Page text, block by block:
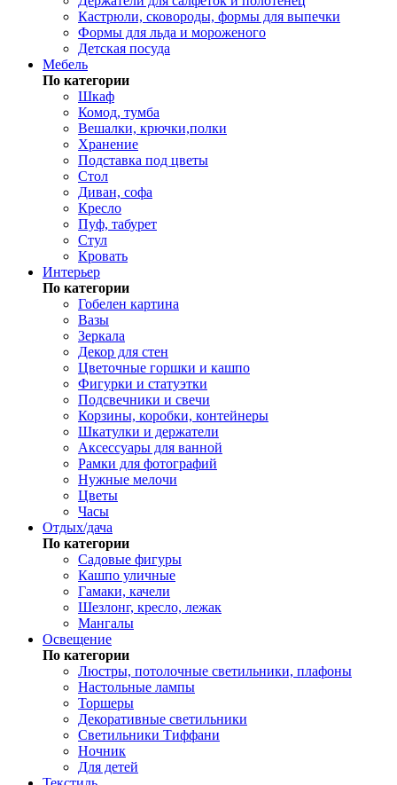
Кастрюли, сковороды, формы для выпечки
Формы для льда и мороженого
Детская посуда
Мебель
По категории
Шкаф
Комод, тумба
Вешалки, крючки,полки
Хранение
Подставка под цветы
Стол
Диван, софа
Кресло
Пуф, табурет
Стул
Кровать
Интерьер
По категории
Гобелен картина
Вазы
Зеркала
Декор для стен
Цветочные горшки и кашпо
Фигурки и статуэтки
Подсвечники и свечи
Корзины, коробки, контейнеры
Шкатулки и держатели
Аксессуары для ванной
Рамки для фотографий
Нужные мелочи
Цветы
Часы
Отдых/дача
По категории
Садовые фигуры
Кашпо уличные
Гамаки, качели
Шезлонг, кресло, лежак
Мангалы
Освещение
По категории
Люстры, потолочные светильники, плафоны
Настольные лампы
Торшеры
Декоративные светильники
Светильники Тиффани
Ночник
Для детей